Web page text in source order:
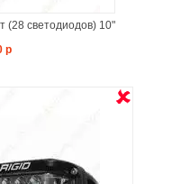
(28 светодиодов) 10"
р